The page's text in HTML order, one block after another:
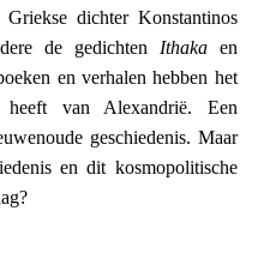
dichter Konstantinos
de gedichten Ithakaen
en verhalen hebben het
heeft van Alexandrië. Een
geschiedenis. Maar
en dit kosmopolitische